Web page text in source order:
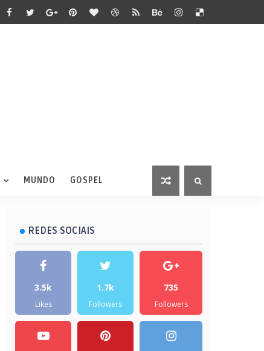
MUNDO GOSPEL
REDES SOCIAIS
3.5k
Likes
1.7k
Followers
735
Followers